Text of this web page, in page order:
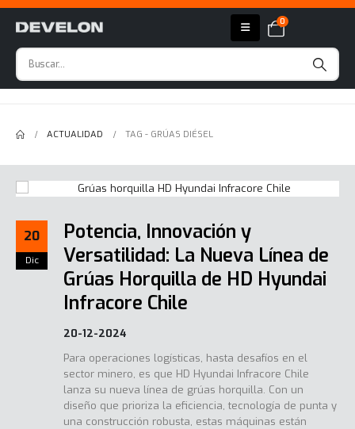
0
ACTUALIDAD TAG - GRÚAS DIÉSEL
20
Dic
Potencia, Innovación y
Versatilidad: La Nueva Línea de
Grúas Horquilla de HD Hyundai
Infracore Chile
20-12-2024
Para operaciones logísticas, hasta desafíos en el
sector minero, es que HD Hyundai Infracore Chile
lanza su nueva línea de grúas horquilla. Con un
diseño que prioriza la eficiencia, tecnología de punta y
una construcción robusta, estas máquinas están